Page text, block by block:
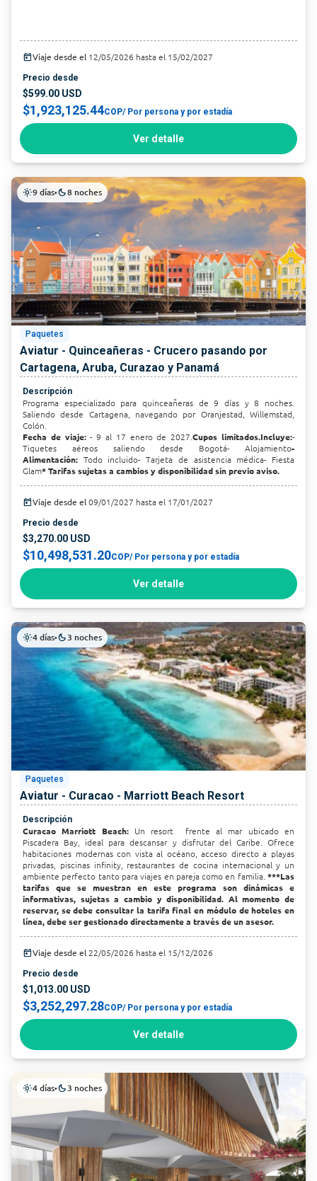
todayViaje desde el 12/05/2026 hasta el 15/02/2027
Precio desde
$599.00 USD
$1,923,125.44COP/ Por persona y por estadía
Ver detalle
light_mode9 días•dark_mode8 noches
Paquetes
Aviatur - Quinceañeras - Crucero pasando por
Cartagena, Aruba, Curazao y Panamá
Descripción
Programa especializado para quinceañeras de 9 días y 8 noches.
Saliendo desde Cartagena, navegando por Oranjestad, Willemstad,
Colón.
Fecha de viaje:- 9 al 17 enero de 2027.Cupos limitados.Incluye:-
Tiquetes aéreos saliendo desde Bogotá- Alojamiento-
Alimentación: Todo incluido- Tarjeta de asistencia médica- Fiesta
Glam* Tarifas sujetas a cambios y disponibilidad sin previo aviso.
todayViaje desde el09/01/2027 hasta el 17/01/2027
Precio desde
$3,270.00 USD
$10,498,531.20COP/ Por persona y por estadía
Ver detalle
light_mode4 días•dark_mode3 noches
Paquetes
Aviatur - Curacao - Marriott Beach Resort
Descripción
Curacao Marriott Beach:Un resort frente al mar ubicado en
Piscadera Bay, ideal para descansar y disfrutar del Caribe. Ofrece
habitaciones modernas con vista al océano, acceso directo a playas
privadas, piscinas infinity, restaurantes de cocina internacional y un
ambiente perfecto tanto para viajes en pareja como en familia. ***Las
tarifas que se muestran en este programa son dinámicas e
informativas, sujetas a cambio y disponibilidad. Al momento de
reservar, se debe consultar la tarifa final en módulo de hoteles en
línea, debe ser gestionado directamente a través de un asesor.
todayViaje desde el 22/05/2026 hasta el 15/12/2026
Precio desde
$1,013.00 USD
$3,252,297.28COP/ Por persona y por estadía
Ver detalle
light_mode4 días•dark_mode3 noches